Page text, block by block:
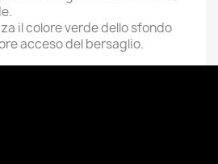
il colore verde dello sfondo
acceso del bersaglio.